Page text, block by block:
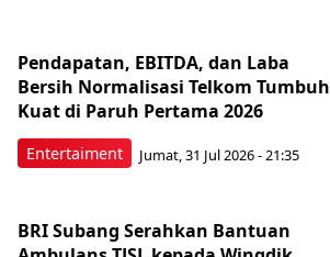
Entertaiment
Pendapatan, EBITDA, dan Laba
Bersih Normalisasi Telkom Tumbuh
Kuat di Paruh Pertama 2026
Jumat, 31 Jul 2026 - 21:35
BRI Subang Serahkan Bantuan